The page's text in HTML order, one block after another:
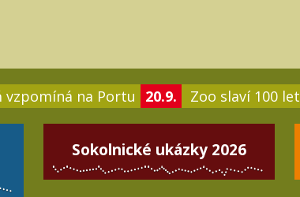
vzpomíná na Portu 20.9. Zoo slaví 100 let
Sokolnické ukázky 2026